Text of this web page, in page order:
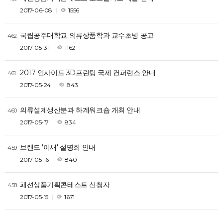
2017-06-08 1556
462 국립공주대학교 의류상품학과 교수초빙 공고
2017-05-31 1162
461 2017 인사이드 3D프린팅 국제 컨퍼런스 안내
2017-05-24 843
460 의류설계생산분과 하계워크숍 개최 안내
2017-05-17 834
459 브랜드 '이새' 설명회 안내
2017-05-16 840
458 패션상품기획콘테스트 신청자
2017-05-15 1671